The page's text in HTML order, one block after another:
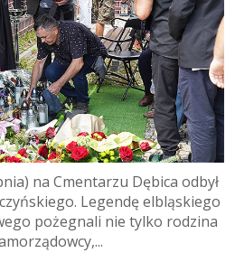
na Cmentarzu Dębica odbył
Legendę elbląskiego
pożegnali nie tylko rodzina